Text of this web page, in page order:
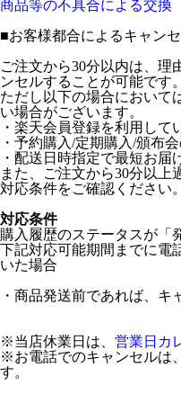
商品等の不具合による交換
■お客様都合によるキャン
ご注文から30分以内は、理
ンセルすることが可能です。
ただし以下の場合において
い場合がございます。
・楽天会員登録を利用して
・予約購入/定期購入/頒布
・配送日時指定で最短お届
また、ご注文から30分以上
対応条件をご確認ください。
対応条件
購入履歴のステータスが「
下記対応可能期間までに
いた場合
・商品発送前であれば、キ
※当店休業日は、 営業日カ
※お電話でのキャンセルは、
す。